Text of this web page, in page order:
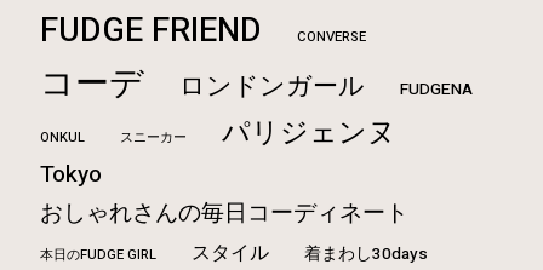
FUDGE FRIEND CONVERSE
コーデ ロンドンガール FUDGENA
ONKUL スニーカー パリジェンヌ
Tokyo
おしゃれさんの毎日コーディネート
本日のFUDGE GIRL スタイル 着まわし30days